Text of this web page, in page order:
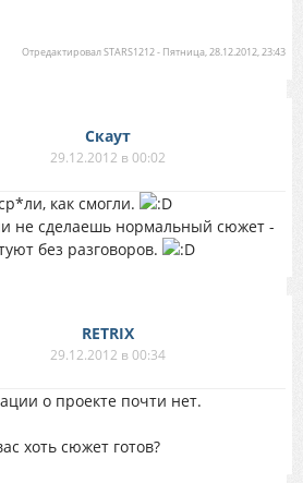
ОтредактировалSTARS1212- Пятница, 28.12.2012, 23:43
Скаут
29.12.2012 в 00:02
как смогли.
не сделаешь нормальный сюжет -
без разговоров.
RETRIX
29.12.2012 в 00:34
о проекте почти нет.
хоть сюжет готов?